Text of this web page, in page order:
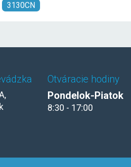
3130CN
Otváracie hodiny
Pondelok-Piatok
8:30 - 17:00